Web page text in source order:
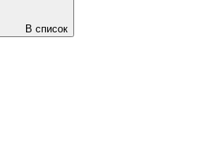
В список